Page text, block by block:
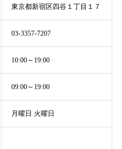
東京都新宿区四谷１丁目１７
03-3357-7207
10:00～19:00
09:00～19:00
月曜日 火曜日